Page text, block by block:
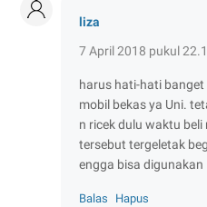
liza
7 April 2018 pukul
harus hati-hati
mobil bekas ya Uni.
n ricek dulu waktu
tersebut tergeletak
engga bisa digunakan
Balas Hapus